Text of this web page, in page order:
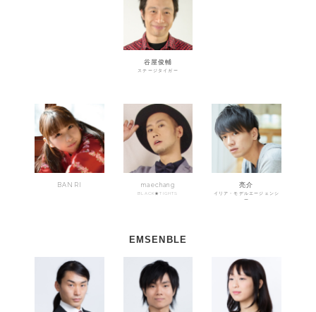
谷屋俊輔
ステージタイガー
BANRI maechang
BLACK★TIGHTS
亮介
イリア・モデルエージェンシ
ー
EMSENBLE